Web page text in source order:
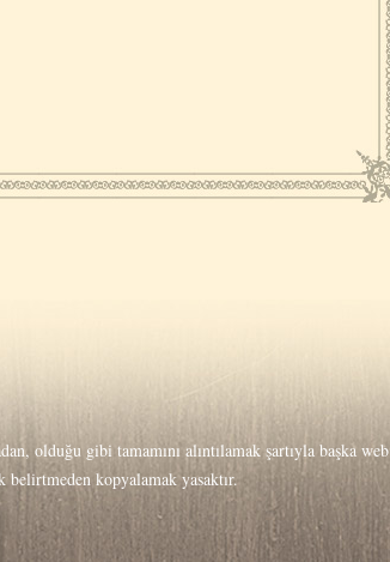
olduğu gibi tamamını alıntılamak şartıyla başka web
belirtmeden kopyalamak yasaktır.